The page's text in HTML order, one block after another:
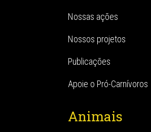
Nossas ações
Nossos projetos
Publicações
Apoie o Pró-Carnívoros
Animais